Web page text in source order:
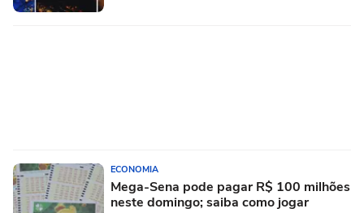
ECONOMIA
Mega-Sena pode pagar R$ 100 milhões
neste domingo; saiba como jogar